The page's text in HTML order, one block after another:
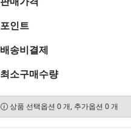
포인트
배송비결제
최소구매수량
상품 선택옵션 0 개, 추가옵션 0 개